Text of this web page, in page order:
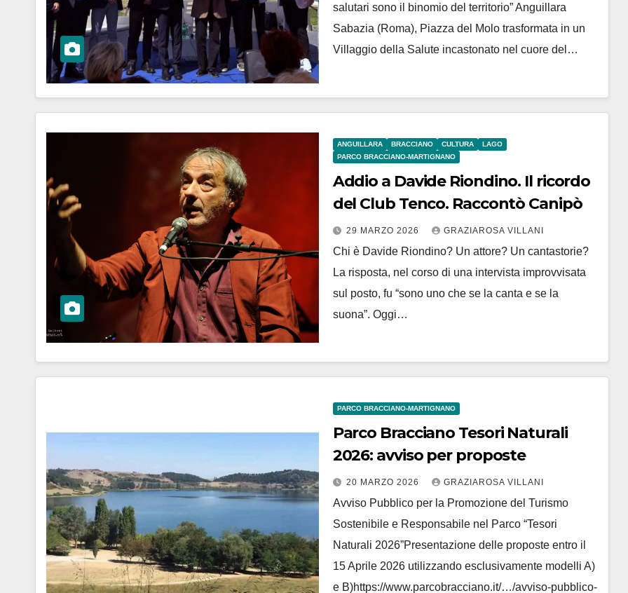
salutari sono il binomio del territorio” Anguillara
Sabazia (Roma), Piazza del Molo trasformata in un
Villaggio della Salute incastonato nel cuore del…
ANGUILLARA BRACCIANO CULTURA
LAGO
PARCO BRACCIANO-MARTIGNANO
Addio a Davide Riondino. Il ricordo
del Club Tenco. Raccontò Canipò
29 MARZO 2026 GRAZIAROSA VILLANI
Chi è Davide Riondino? Un attore? Un cantastorie?
La risposta, nel corso di una intervista improvvisata
sul posto, fu “sono uno che se la canta e se la
suona”. Oggi…
PARCO BRACCIANO-MARTIGNANO
Parco Bracciano Tesori Naturali
2026: avviso per proposte
20 MARZO 2026 GRAZIAROSA VILLANI
Avviso Pubblico per la Promozione del Turismo
Sostenibile e Responsabile nel Parco “Tesori
Naturali 2026”Presentazione delle proposte entro il
15 Aprile 2026 utilizzando esclusivamente modelli A)
e B)https://www.parcobracciano.it/…/avviso-pubblico-